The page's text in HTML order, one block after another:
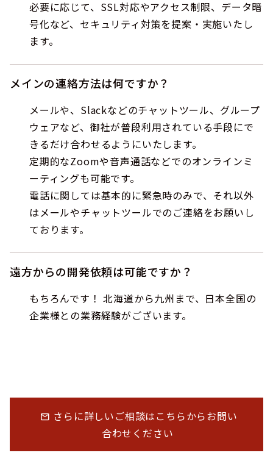
必要に応じて、SSL対応やアクセス制限、データ暗
号化など、セキュリティ対策を提案・実施いたし
ます。
メインの連絡方法は何ですか？
メールや、Slackなどのチャットツール、グループ
ウェアなど、御社が普段利用されている手段にで
きるだけ合わせるようにいたします。
定期的なZoomや音声通話などでのオンラインミ
ーティングも可能です。
電話に関しては基本的に緊急時のみで、それ以外
はメールやチャットツールでのご連絡をお願いし
ております。
遠方からの開発依頼は可能ですか？
もちろんです！ 北海道から九州まで、日本全国の
企業様との業務経験がございます。
mail さらに詳しいご相談はこちらからお問い
合わせください